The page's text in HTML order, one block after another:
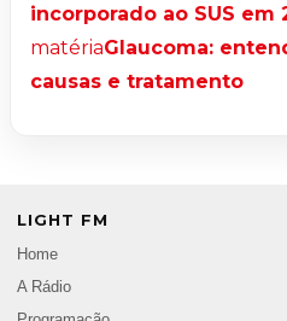
incorporado ao SUS em
matériaGlaucoma:
causas e tratamento
LIGHT FM
Home
A Rádio